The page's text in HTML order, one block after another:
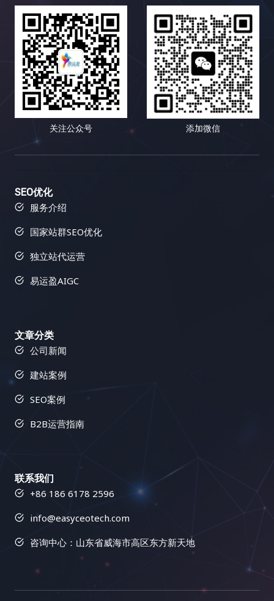
社交电商平台，其链接建设策略非常值得学习和借
鉴。 小红书的成功并非偶然，而是精心策划和运营的
结果。 让我们深入剖析小红书是如何玩转链接建设
的： 小红书的成功案例表明，高质量的内容和活跃的
社区是链接建设的基石。 通过创造有价值的内容，吸
引用户参与，并引导用户分享和转载，可以获得大量
的、高质量的外部链接，并提升网站的流量、知名度
和最终的转化率。 六、 常见误区：你需要避免哪些
坑？ 在进行链接建设的道路上，充满了各种陷阱和误
区。 避免这些误区可以帮助你少走弯路，提高效率，
复杂的过程，需要不断地学习、实践和优化。 数据驱
动是链接建设成功的关键。 通过追踪和分析数据，你
策略，最终实现网站流量的持续增长，并最终实现你
短跑，需要坚持不懈的努力和持续的优化。 只有不断
学习，不断改进，才能在激烈的竞争中脱颖而出。 易
助客户提升网站在搜索引擎中的排名，增加有机流
量，推动业务增长。我们的使命是通过科学的SEO策
领先优势。 模块三：链接建设：网站权重的助推器(8
节详细教程) 更多模块
内容，从而提升你的内容营销效果。高质量的内容是
吸引链接的关键，因为它可以为用户提供价值，并鼓
励其他网站链接到你的网站，从而提升你的网站权威
性和排名。好的内容也更容易在社交媒体上被分享，
从而带来更多的曝光率和流量。 三、Semrush：多功
能搜索引擎优化工具，助力链接建设 Semrush 就像
一位多才多艺的助手，可以帮助你进行关键词研究、
竞争对手分析、网站审核等等，全方位提升你的搜索
引擎优化效果。它不仅可以帮助你分析竞争对手，还
可以帮助你跟踪你的搜索引擎优化进度，并提供可操
存在的问题，并提供解决方案，让你可以更好地优化
你的网站，并获得更好的搜索引擎排名和更多的流
Semrush 的反向链接分析功能可以帮助你分析竞争对
手的反向链接情况，包括链接数量、链接质量、链接
来源等等。通过分析竞争对手的链接策略，你可以找
到潜在的链接建设目标，并制定更有效的链接建设策
接建设机会，并制定更有效的策略，从而在竞争中占
据优势，并避免一些常见的错误。 2. 链接建设工具：
帮助你自动化链接建设流程，例如寻找潜在的链接合
作伙伴、发送外联邮件、跟踪链接建设进度等等。这
间和精力，让你可以专注于更重要的搜索引擎优化工
根据数据进行优化调整。使用 Semrush 的链接建设
工具可以简化链接建设流程，并提高你的效率，让你
事半功倍，更快地获得结果。 四、Buzzsumo：内容
营销利器，打造病毒式传播 Buzzsumo 就像一位社交
媒体专家，可以帮助你找到热门话题、影响力人物以
及病毒式传播的内容，从而提升你的内容营销效果。
它可以帮助你了解哪些内容在你的行业中表现最佳，
并为你提供内容创作灵感，让你在内容营销的战场上
无往不利，打造爆款内容，吸引大量的流量和关注，
间和资源，进行更深入的关键词研究和内容优化。 最
后，资源匮乏也是小语种搜索引擎优化面临的一个难
题。相比于英语等主流语言，小语种搜索引擎优化的
学习资源和工具相对匮乏。找到合适的工具和资源需
要花费更多的时间和精力。你可能需要尝试不同的工
具，并进行比较和筛选。 然而，挑战与机遇并存。随
着全球化的深入发展，小语种市场蕴藏着巨大的潜
力。这是一个尚未完全开发的蓝海市场。掌握小语种
搜索引擎优化技巧，就能抢占先机，在蓝海市场中获
得丰厚的回报。想想看，如果你的网站能够在竞争相
对较小的市场中获得领先地位，那将带来多么巨大的
更高的市场份额。 二、小语种搜索引擎优化工具箱：
武装你的网站，征服全球 想要在小语种搜索引擎优化
的网站。以下是一些经过实战检验的利器，它们涵盖
容优化等多个方面。它们能够帮助你提升网站排名，
吸引更多目标用户。 三、小语种搜索引擎优化的最佳
获得长期稳定的排名提升。 四、小语种搜索引擎优化
工具对比：选择最适合你的武器 工具类型 功能 适用
量分析 寻找目标关键词，分析关键词竞争程度 网站
分析工具 流量统计、用户行为分析、页面访问量分析
了解网站运营状况，找出问题所在 竞争对手分析工具
竞争对手网站分析、关键词排名分析、反向链接分析
本地化 内容优化工具 语法检查、拼写检查、可读性
分析 提升网站内容质量，优化用户体验 这个表格列
举了一些常用的搜索引擎优化工具类型及其功能和适
语种搜索引擎优化。不同的工具有不同的优缺点，你
需要根据自己的需求和预算进行选择。 五、开启你的
小语种搜索引擎优化之旅：从今天开始，走向世界 小
语种搜索引擎优化虽然充满挑战，但也充满了机遇。
失和用户参与度的下降。 互联网用户是一个极其庞大
且异质性极高的群体，不同的用户拥有不同的背景、
兴趣、需求、学习风格、认知模式和行为习惯。有些
人喜欢深入阅读长篇的专业文章，有些人则更倾向于
观看短小精悍的视频教程；有些人对数据和图表情有
独钟，有些人则更容易被生动的故事和案例所打动；
有些人喜欢积极参与互动，分享自己的观点和经验，
有些人则更倾向于被动地接收信息，默默地汲取知
识。内容多样化策略正是为了满足这些不同用户的个
性化需求，提供更具针对性、更 engaging、更富有
长、品牌影响力的提升以及商业目标的全面达成。
二、内容多样化策略的武器库：如何让你的网站“百花
的精准画像和网站的整体战略定位，选择最合适的内
起，构建一个完整、和谐、充满活力的内容生态系
统。以下是一些常用的内容形式及其应用场景： 三、
们的兴趣爱好、痛点需求、内容偏好、信息获取渠
道、行为习惯、心理动机、价值观等，构建完整而精
调研、数据分析、用户访谈、竞品分析等方法进行用
户洞察。 2. 精准制定内容策略 基于对目标用户的深
体、可执行的内容策略，包括内容主题、内容形式、
并根据市场变化和用户反馈进行动态调整。 3. 高质量
内容创作 内容为王，优质的内容是吸引用户的基石。
确保内容的原创性、专业性、实用性、趣味性、可读
性、 shareability 和 SEO 友好性，避免内容的同质
化和低质量。可以邀请行业专家、KOL、用户等参与
内容创作，提升内容的权威性和影响力。 4. 多渠道内
容推广 将创作好的内容通过多种渠道进行推广，例如
社交媒体平台、搜索引擎优化、邮件营销、KOL 合
关注公众号 添加微信
SEO优化
服务介绍
国家站群SEO优化
独立站代运营
易运盈AIGC
文章分类
公司新闻
建站案例
SEO案例
B2B运营指南
联系我们
+86 186 6178 2596
info@easyceotech.com
咨询中心：山东省威海市高区东方新天地